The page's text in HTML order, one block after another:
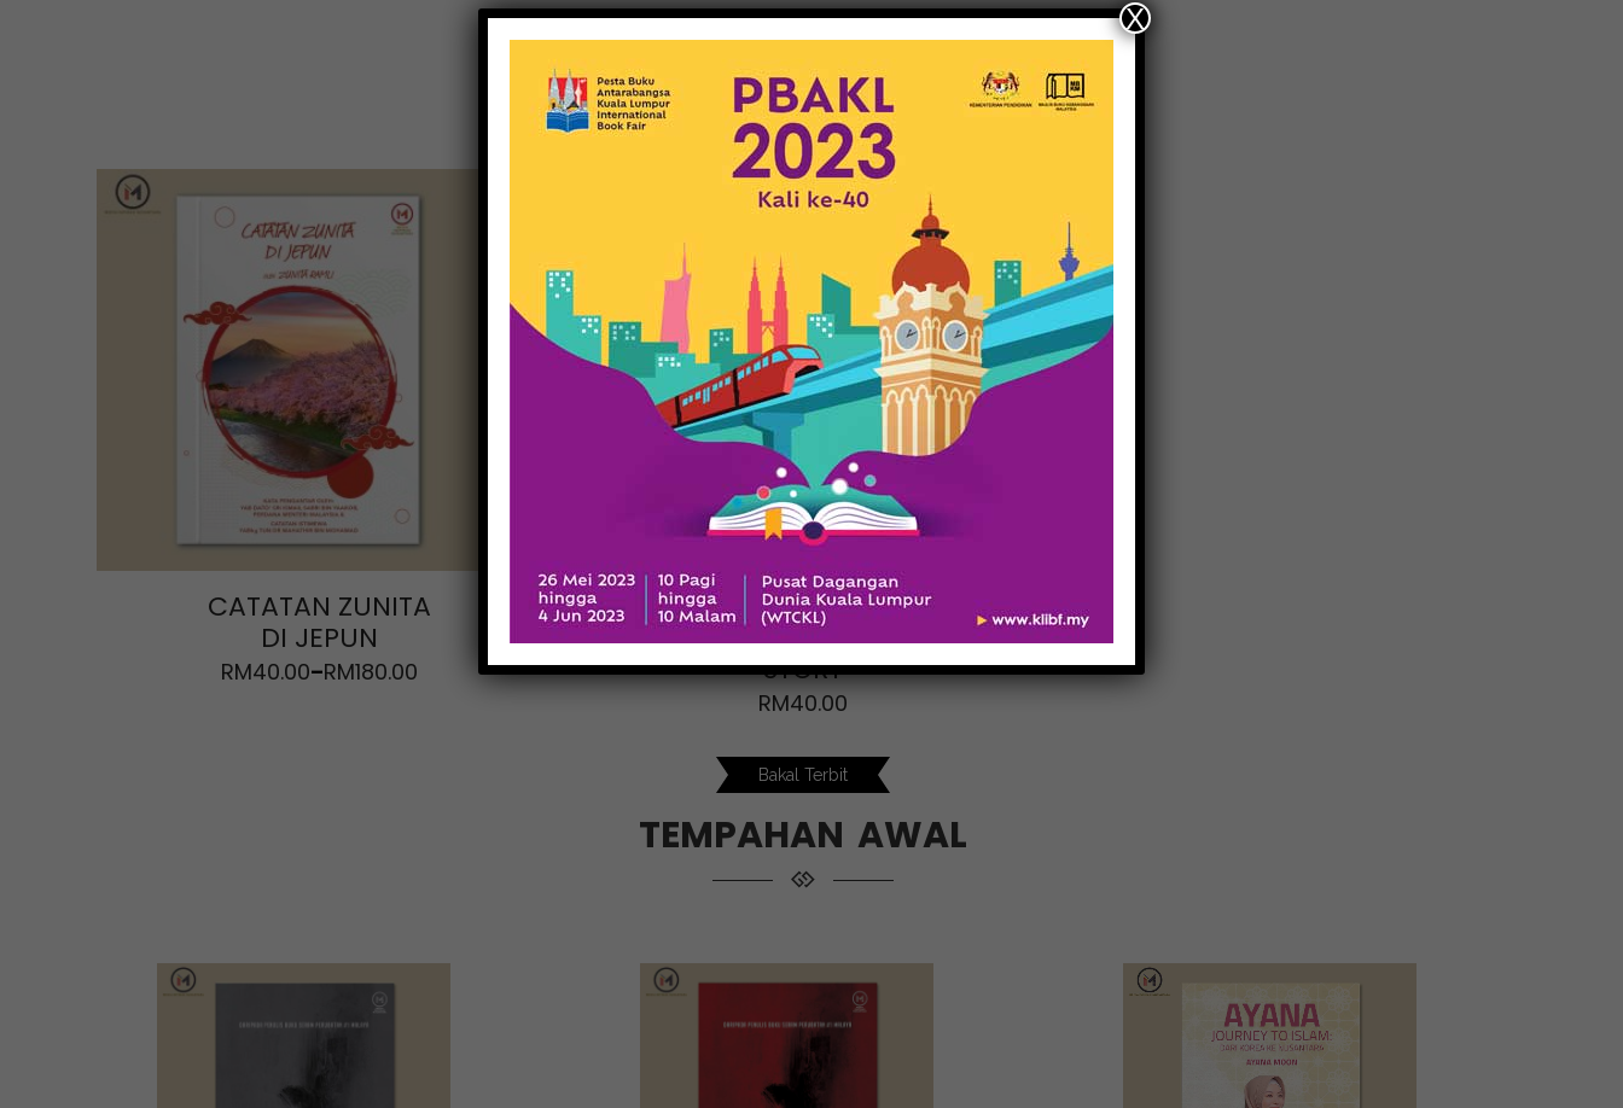
Buku-Buku
MEDIA NUSANTARA
CATATAN ZUNITA
DI JEPUN
RM40.00–RM180.00
A MALAYSIAN
GRANDFATHER
STORY
RM40.00
Bakal Terbit
TEMPAHAN AWAL
X